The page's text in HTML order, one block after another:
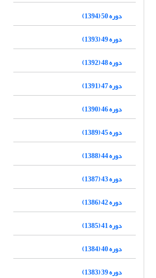
دوره 50 (1394)
دوره 49 (1393)
دوره 48 (1392)
دوره 47 (1391)
دوره 46 (1390)
دوره 45 (1389)
دوره 44 (1388)
دوره 43 (1387)
دوره 42 (1386)
دوره 41 (1385)
دوره 40 (1384)
دوره 39 (1383)